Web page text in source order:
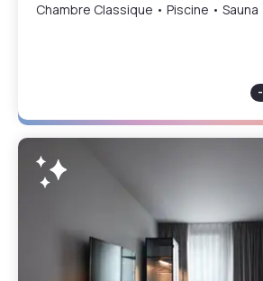
Chambre Classique • Piscine • Sauna
-